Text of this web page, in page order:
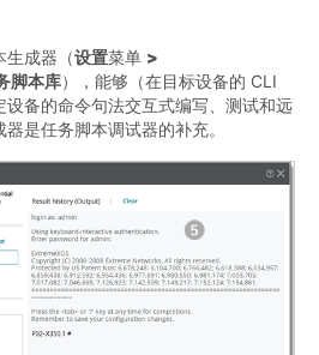
生成器（设置菜单 >
脚本库），能够（在目标设备的 CLI
备的命令句法交互式编写、测试和远
是任务脚本调试器的补充。